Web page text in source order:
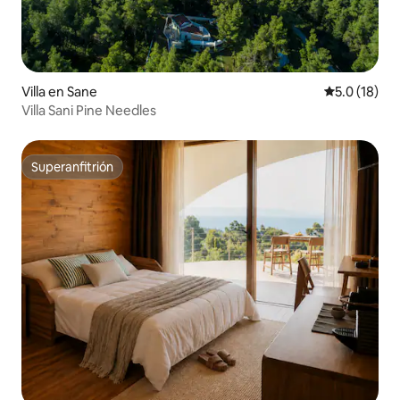
Villa en Sane Calificación
5.0 (18)
Villa Sani Pine Needles
Superanfitrión
Superanfitrión